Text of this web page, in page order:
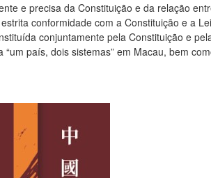
e precisa da Constituição e da relação
conformidade com a Constituição e a
conjuntamente pela Constituição e
país, dois sistemas” em Macau, bem